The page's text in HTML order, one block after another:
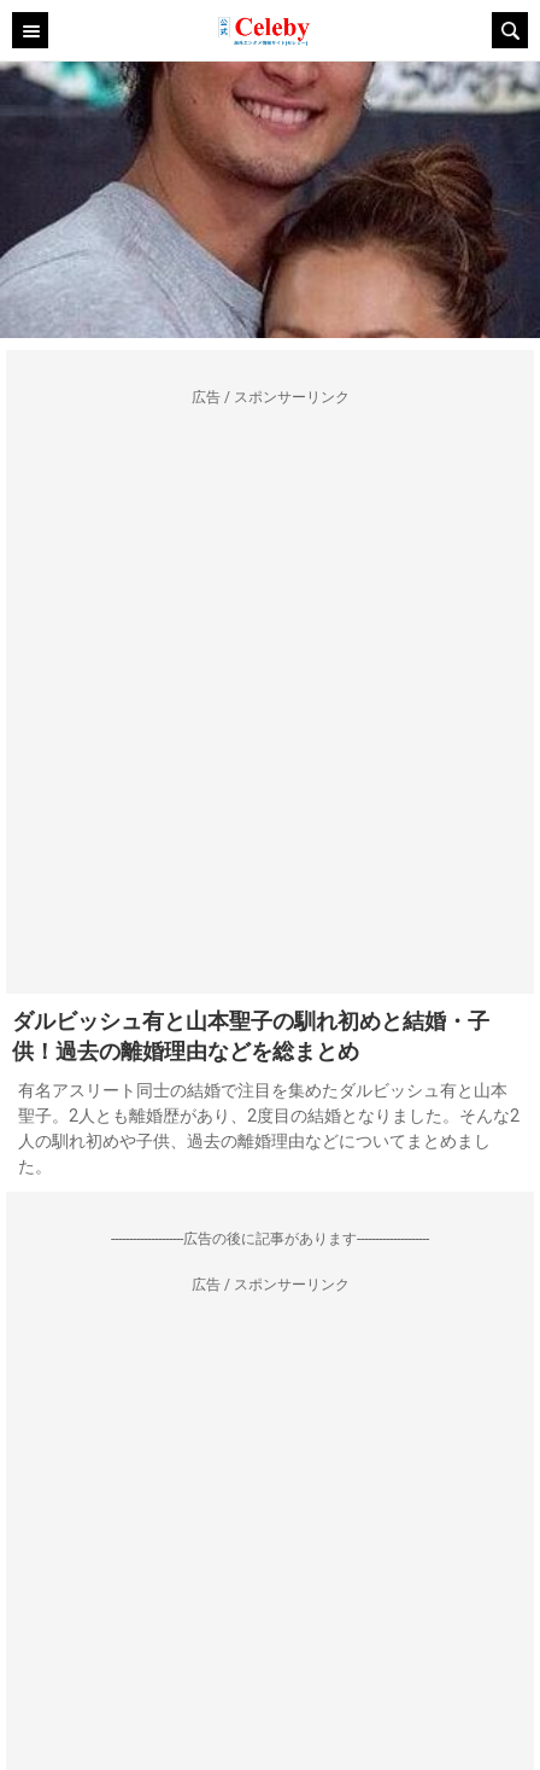
広告 / スポンサーリンク
ダルビッシュ有と山本聖子の馴れ初めと結婚・子
供！過去の離婚理由などを総まとめ
有名アスリート同士の結婚で注目を集めたダルビッシュ有と山本
聖子。2人とも離婚歴があり、2度目の結婚となりました。そんな2
人の馴れ初めや子供、過去の離婚理由などについてまとめまし
た。
--------------------広告の後に記事があります--------------------
広告 / スポンサーリンク